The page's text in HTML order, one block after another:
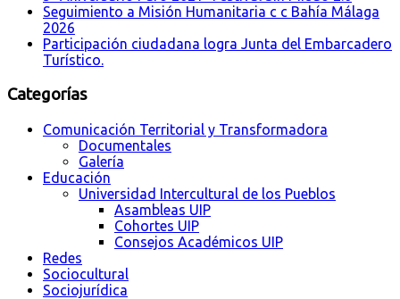
Seguimiento a Misión Humanitaria c c Bahía Málaga
2026
Participación ciudadana logra Junta del Embarcadero
Turístico.
Categorías
Comunicación Territorial y Transformadora
Documentales
Galería
Educación
Universidad Intercultural de los Pueblos
Asambleas UIP
Cohortes UIP
Consejos Académicos UIP
Redes
Sociocultural
Sociojurídica